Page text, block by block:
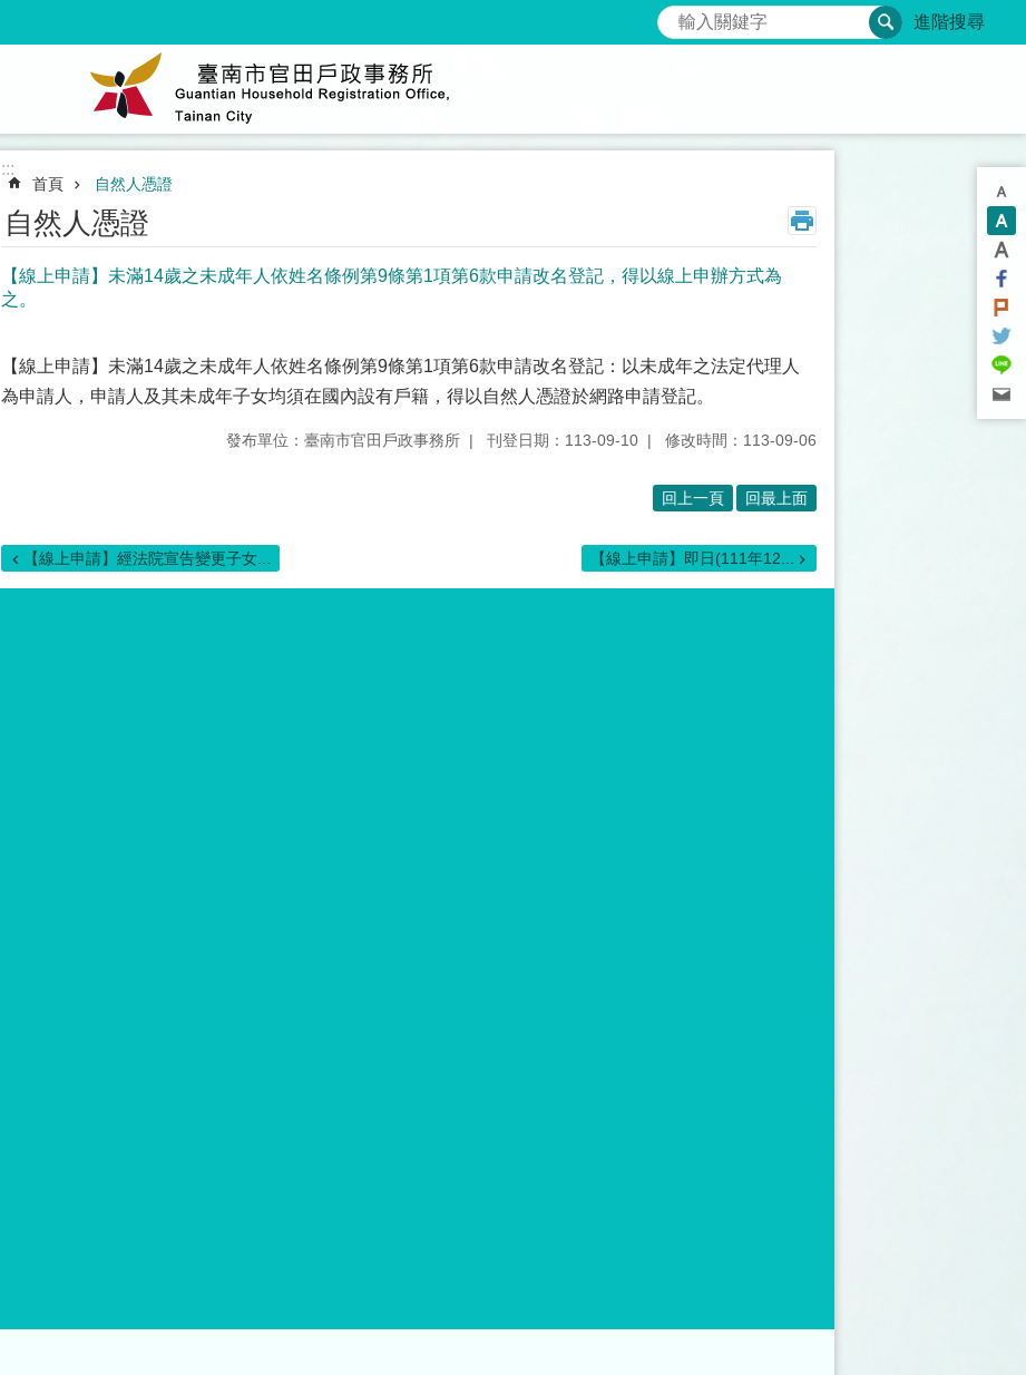
搜尋 進階搜尋
:::
首頁 自然人憑證
自然人憑證
【線上申請】未滿14歲之未成年人依姓名條例第9條第1項第6款申請改名登記，得以線上申辦方式為
之。
【線上申請】未滿14歲之未成年人依姓名條例第9條第1項第6款申請改名登記：以未成年之法定代理人
為申請人，申請人及其未成年子女均須在國內設有戶籍，得以自然人憑證於網路申請登記。
發布單位：臺南市官田戶政事務所 刊登日期：113-09-10 修改時間：113-09-06
回上一頁 回最上面
【線上申請】經法院宣告變更子女... 【線上申請】即日(111年12...